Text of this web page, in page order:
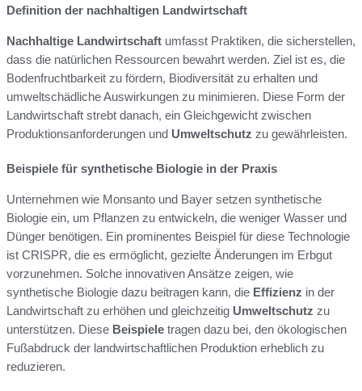
Definition der nachhaltigen Landwirtschaft
Nachhaltige Landwirtschaft umfasst Praktiken, die sicherstellen,
dass die natürlichen Ressourcen bewahrt werden. Ziel ist es, die
Bodenfruchtbarkeit zu fördern, Biodiversität zu erhalten und
umweltschädliche Auswirkungen zu minimieren. Diese Form der
Landwirtschaft strebt danach, ein Gleichgewicht zwischen
Produktionsanforderungen und Umweltschutz zu gewährleisten.
Beispiele für synthetische Biologie in der Praxis
Unternehmen wie Monsanto und Bayer setzen synthetische
Biologie ein, um Pflanzen zu entwickeln, die weniger Wasser und
Dünger benötigen. Ein prominentes Beispiel für diese Technologie
ist CRISPR, die es ermöglicht, gezielte Änderungen im Erbgut
vorzunehmen. Solche innovativen Ansätze zeigen, wie
synthetische Biologie dazu beitragen kann, die Effizienz in der
Landwirtschaft zu erhöhen und gleichzeitig Umweltschutz zu
unterstützen. Diese Beispiele tragen dazu bei, den ökologischen
Fußabdruck der landwirtschaftlichen Produktion erheblich zu
reduzieren.